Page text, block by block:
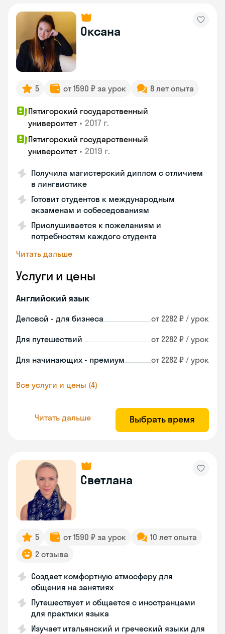
Оксана
5 от 1590 ₽ за урок 8 лет опыта
Пятигорский государственный
университет • 2017 г.
Пятигорский государственный
университет • 2019 г.
Получила магистерский диплом с отличием
в лингвистике
Готовит студентов к международным
экзаменам и собеседованиям
Прислушивается к пожеланиям и
потребностям каждого студента
Читать дальше
Услуги и цены
Английский язык
Деловой - для бизнеса от 2282 ₽ / урок
Для путешествий от 2282 ₽ / урок
Для начинающих - премиум от 2282 ₽ / урок
Все услуги и цены (4)
Читать дальше Выбрать время
Светлана
5 от 1590 ₽ за урок
10 лет опыта
2 отзыва
Создает комфортную атмосферу для
общения на занятиях
Путешествует и общается с иностранцами
для практики языка
Изучает итальянский и греческий языки для